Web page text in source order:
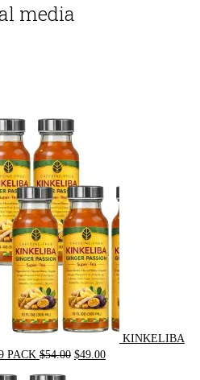
media
KINKELIBA
PACK $54.00 Original
$49.00Current